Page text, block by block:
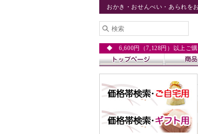
おかき・おせんべい・あられを
◆ 6,600円（7,128円）以上ご購